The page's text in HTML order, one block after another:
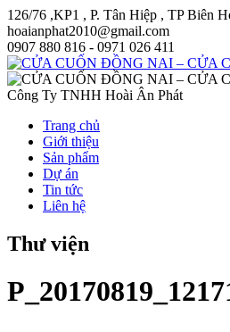
126/76 ,KP1 , P. Tân Hiệp , TP Biên
hoaianphat2010@gmail.com
0907 880 816 - 0971 026 411
Công Ty TNHH Hoài Ân Phát
Trang chủ
Giới thiệu
Sản phẩm
Dự án
Tin tức
Liên hệ
Thư viện